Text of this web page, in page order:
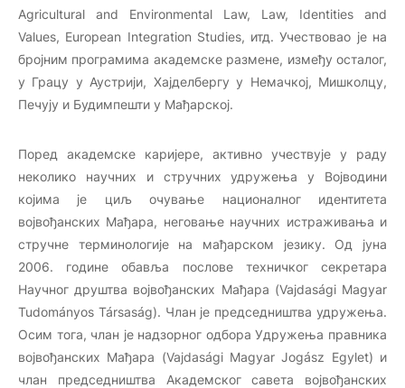
Agricultural and Environmental Law, Law, Identities and
Values, European Integration Studies, итд. Учествовао је на
бројним програмима академске размене, између осталог,
у Грацу у Аустрији, Хајделбергу у Немачкој, Мишколцу,
Печују и Будимпешти у Мађарској.
Поред академске каријере, активно учествује у раду
неколико научних и стручних удружења у Војводини
којима је циљ очување националног идентитета
војвођанских Мађара, неговање научних истраживања и
стручне терминологије на мађарском језику. Од јуна
2006. године обавља послове техничког секретара
Научног друштва војвођанских Мађара (Vajdasági Magyar
Tudományos Társaság). Члан је председништва удружења.
Осим тога, члан је надзорног одбора Удружења правника
војвођанских Мађара (Vajdasági Magyar Jogász Egylet) и
члан председништва Академског савета војвођанских